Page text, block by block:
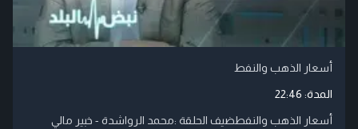
أسعار الذهب والنفط
المدة: 22:46
أسعار الذهب والنفطضيف الحلقة :محمد الرواشدة - خبير مالي